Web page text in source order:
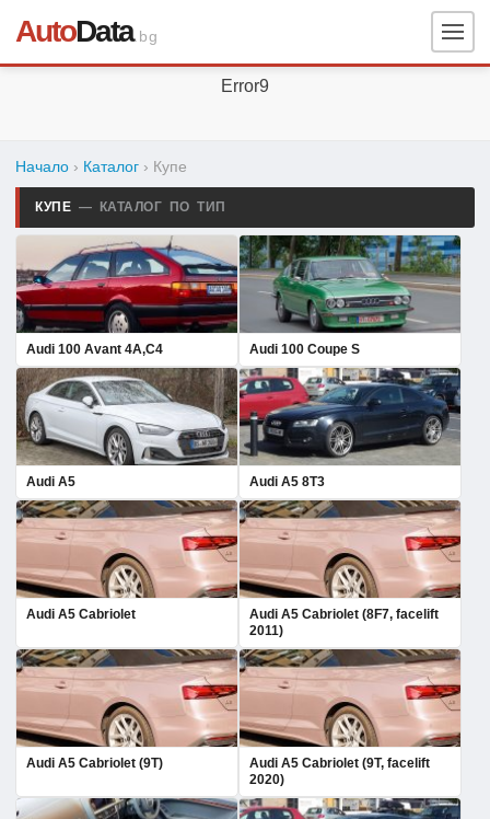
AutoData.bg
Error9
Начало › Каталог › Купе
КУПЕ — КАТАЛОГ ПО ТИП
Audi 100 Avant 4A,C4 Audi 100 Coupe S
Audi A5 Audi A5 8T3
Audi A5 Cabriolet
Audi A5 Cabriolet (8F7, facelift
2011)
Audi A5 Cabriolet (9T)
Audi A5 Cabriolet (9T, facelift
2020)